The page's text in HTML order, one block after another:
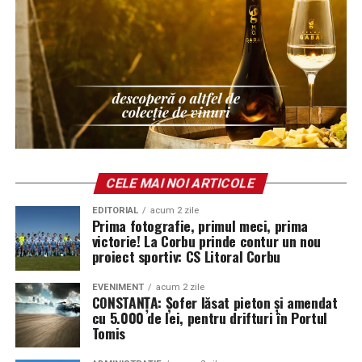
Η κυπριακή κοινότητα που ζει στη Ρουμανία
παρακολουθεί με ιδιαίτερο ενδιαφέρον τις πολιτικές
εξελίξεις στην Κύπρο, σε μια περίοδο όπου ζητήματα
όπως η οικονομία, η ταυτότητα, η ασφάλεια και η
μετανάστευση βρίσκονται στο επίκεντρο των δημόσιων
συζητήσεων σε ολόκληρη την Ευρώπη.
ένα από τα σημαντικότερα πολιτικά γεγονότα της χρονιάς
για την Κυπριακή Δημοκρατία και την κυπριακή διασπορά.
CELE MAI NOI ARTICOLE
EDITORIAL acum 2 zile
Prima fotografie, primul meci, prima
victorie! La Corbu prinde contur un nou
proiect sportiv: CS Litoral Corbu
EVENIMENT acum 2 zile
CONSTANȚA: Șofer lăsat pieton și amendat
cu 5.000 de lei, pentru drifturi în Portul
Tomis